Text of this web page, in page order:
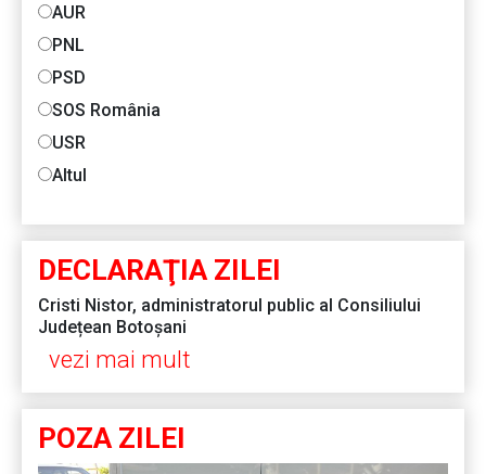
AUR
PNL
PSD
SOS România
USR
Altul
DECLARAŢIA ZILEI
Cristi Nistor, administratorul public al Consiliului
Județean Botoșani
vezi mai mult
POZA ZILEI